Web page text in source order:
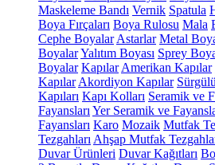
Maskeleme Bandı Vernik Spatula
Boya Fırçaları Boya Rulosu Mala
Cephe Boyalar Astarlar Metal
BoyalarYalıtım Boyası Sprey
Boyalar Kapılar Amerikan Kapılar
Kapılar Akordiyon Kapılar
Kapıları Kapı Kolları Seramik ve
Fayansları Yer Seramik ve
Fayansları Karo Mozaik Mutfak
Tezgahları Ahşap Mutfak
Duvar Ürünleri Duvar Kağıtları